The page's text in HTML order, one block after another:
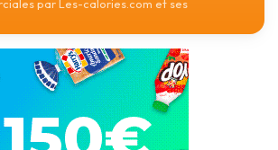
par Les-calories.com et ses